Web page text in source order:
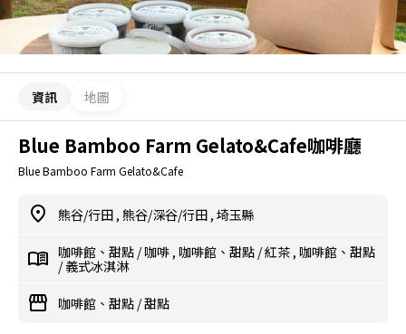
資訊 地圖
Blue Bamboo Farm Gelato&Cafe咖啡廳
Blue Bamboo Farm Gelato&Cafe
熊谷/行田 , 熊谷/深谷/行田 , 埼玉縣
咖啡館、甜點 /咖啡 , 咖啡館、甜點 /紅茶 , 咖啡館、甜點
/義式冰淇淋
咖啡館、甜點 /甜點